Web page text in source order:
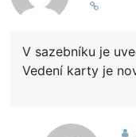
V sazebníku je
Vedení karty je